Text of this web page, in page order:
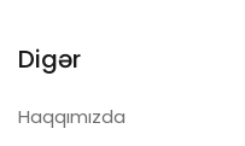
Digər
Haqqımızda